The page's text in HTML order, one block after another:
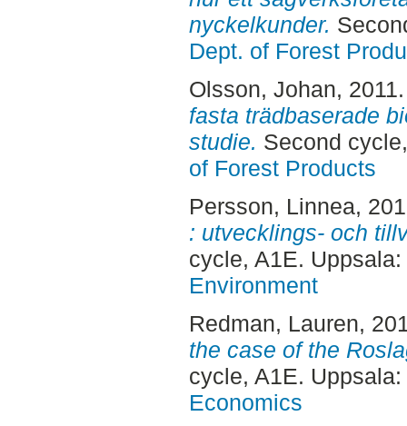
nyckelkunder.
Dept. of Forest
Olsson, Johan,
fasta trädbaserade
studie. Second
of Forest Products
Persson, Linnea,
: utvecklings- och
cycle, A1E. Uppsala:
Environment
Redman, Lauren,
the case of the
cycle, A1E. Uppsala:
Economics